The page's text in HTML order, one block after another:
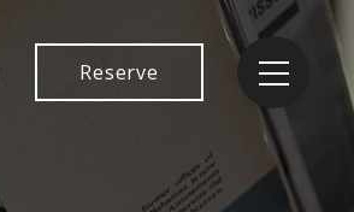
Reserve